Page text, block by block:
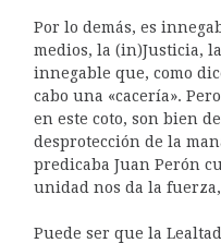
Por lo demás, es
medios, la (in)Justicia,
innegable que, como
cabo una «cacería».
en este coto, son bien
desprotección de la
predicaba Juan Perón
unidad nos da la
Puede ser que la